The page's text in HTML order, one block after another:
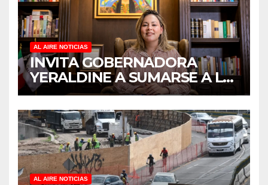
AL AIRE NOTICIAS
INVITA GOBERNADORA
YERALDINE A SUMARSE A LA
JORNADA NACIONAL DE
REFORESTACIÓN;
PLANTARÁN 6.6 MILLONES
DE ÁRBOLES
AL AIRE NOTICIAS